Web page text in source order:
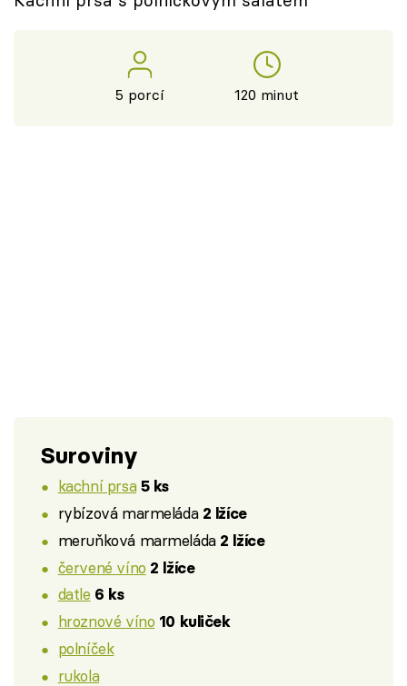
Sledujte prima+
5 porcí 120 minut
Suroviny
kachní prsa 5 ks
rybízová marmeláda 2 lžíce
meruňková marmeláda 2 lžíce
červené víno 2 lžíce
datle 6 ks
hroznové víno 10 kuliček
polníček
rukola